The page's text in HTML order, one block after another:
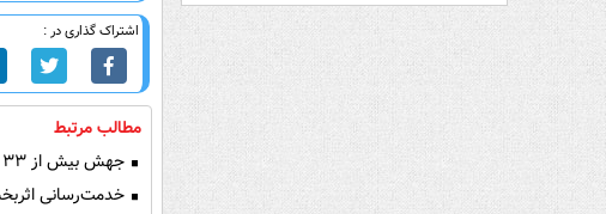
اشتراک گذاری در :
مطالب مرتبط
جهش بیش از ۳۳ برابری سود خالص بانک رفاه کارگران در بهار ۱۴۰۵
خدمت‌رسانی